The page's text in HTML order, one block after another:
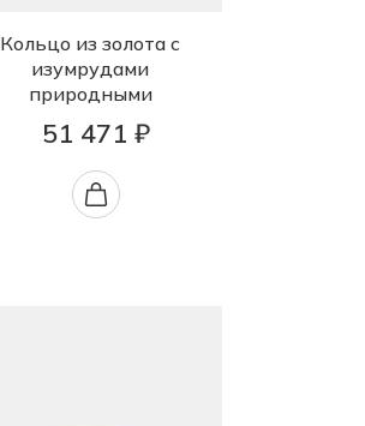
Кольцо из золота с
изумрудами
природными
51 471 ₽